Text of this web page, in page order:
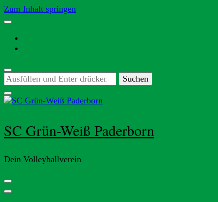
Zum Inhalt springen
Suchst
du
nach
etwas?
SC Grün-Weiß Paderborn
Dein Volleyballverein